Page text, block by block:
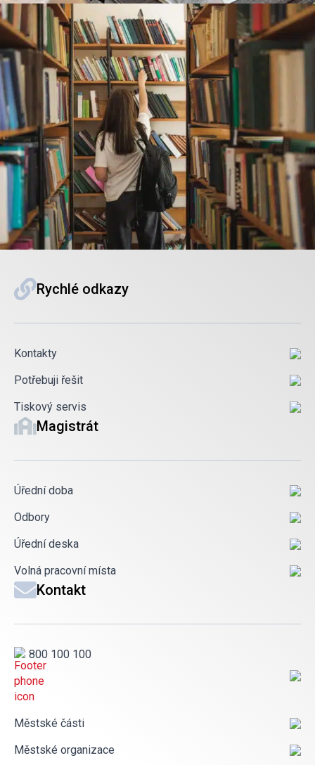
Rychlé odkazy
Kontakty
Potřebuji řešit
Tiskový servis
Magistrát
Úřední doba
Odbory
Úřední deska
Volná pracovní místa
Kontakt
800 100 100
Městské části
Městské organizace